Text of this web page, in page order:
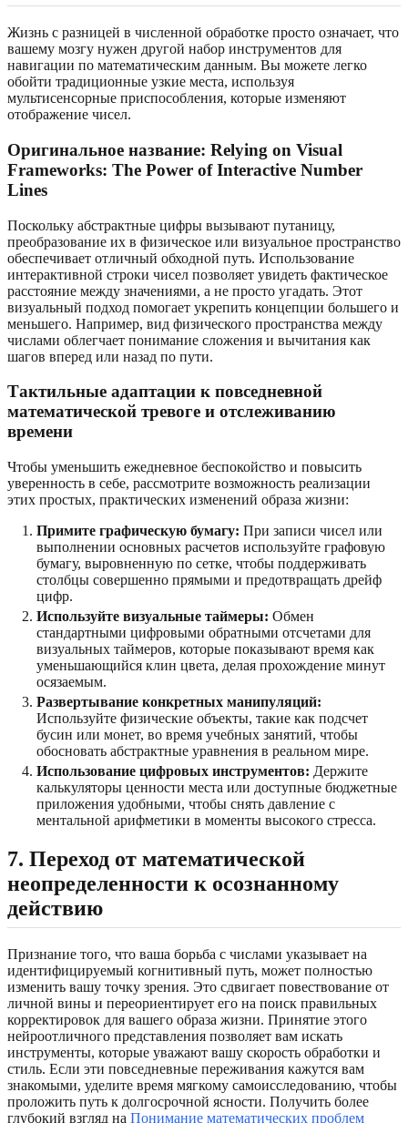
Жизнь с разницей в численной обработке просто означает, что
вашему мозгу нужен другой набор инструментов для
навигации по математическим данным. Вы можете легко
обойти традиционные узкие места, используя
мультисенсорные приспособления, которые изменяют
отображение чисел.
Оригинальное название: Relying on Visual
Frameworks: The Power of Interactive Number
Lines
Поскольку абстрактные цифры вызывают путаницу,
преобразование их в физическое или визуальное пространство
обеспечивает отличный обходной путь. Использование
интерактивной строки чисел позволяет увидеть фактическое
расстояние между значениями, а не просто угадать. Этот
визуальный подход помогает укрепить концепции большего и
меньшего. Например, вид физического пространства между
числами облегчает понимание сложения и вычитания как
шагов вперед или назад по пути.
Тактильные адаптации к повседневной
математической тревоге и отслеживанию
времени
Чтобы уменьшить ежедневное беспокойство и повысить
уверенность в себе, рассмотрите возможность реализации
этих простых, практических изменений образа жизни:
Примите графическую бумагу: При записи чисел или
выполнении основных расчетов используйте графовую
бумагу, выровненную по сетке, чтобы поддерживать
столбцы совершенно прямыми и предотвращать дрейф
цифр.
Используйте визуальные таймеры: Обмен
стандартными цифровыми обратными отсчетами для
визуальных таймеров, которые показывают время как
уменьшающийся клин цвета, делая прохождение минут
осязаемым.
Развертывание конкретных манипуляций:
Используйте физические объекты, такие как подсчет
бусин или монет, во время учебных занятий, чтобы
обосновать абстрактные уравнения в реальном мире.
Использование цифровых инструментов: Держите
калькуляторы ценности места или доступные бюджетные
приложения удобными, чтобы снять давление с
ментальной арифметики в моменты высокого стресса.
7. Переход от математической
неопределенности к осознанному
действию
Признание того, что ваша борьба с числами указывает на
идентифицируемый когнитивный путь, может полностью
изменить вашу точку зрения. Это сдвигает повествование от
личной вины и переориентирует его на поиск правильных
корректировок для вашего образа жизни. Принятие этого
нейроотличного представления позволяет вам искать
инструменты, которые уважают вашу скорость обработки и
стиль. Если эти повседневные переживания кажутся вам
знакомыми, уделите время мягкому самоисследованию, чтобы
проложить путь к долгосрочной ясности. Получить более
глубокий взгляд на Понимание математических проблем